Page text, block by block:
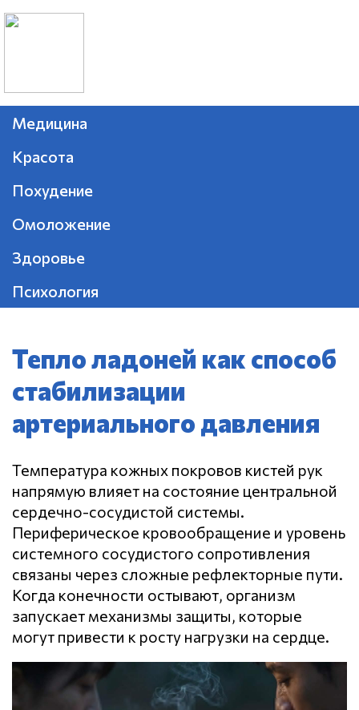
Медицина
Красота
Похудение
Омоложение
Здоровье
Психология
Тепло ладоней как способ
стабилизации
артериального давления
Температура кожных покровов кистей рук
напрямую влияет на состояние центральной
сердечно-сосудистой системы.
Периферическое кровообращение и уровень
системного сосудистого сопротивления
связаны через сложные рефлекторные пути.
Когда конечности остывают, организм
запускает механизмы защиты, которые
могут привести к росту нагрузки на сердце.